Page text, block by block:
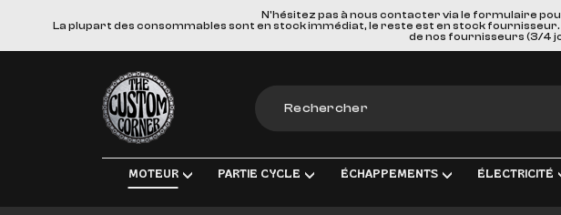
N'hésitez pas à nous contacter via le formulaire
La plupart des consommables sont en stock immédiat, le reste est en stock
de nos fournisseurs (3/4
The Custom Corner
MOTEUR PARTIE CYCLE ÉCHAPPEMENTS ÉLECTRICITÉ